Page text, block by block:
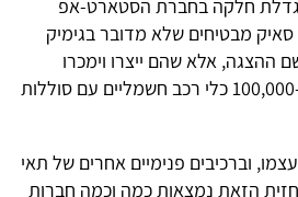
חלקה בחברת הסטארט-אפ
סאיק מבטיחים שלא מדובר בגימיק
ההצגה, אלא שהם ייצרו וימכרו
בשנת 2025 לא פחות מ-100,000 כלי רכב חשמליים עם סוללות
וברכיבים פנימיים אחרים של תאי
הזאת נמצאות כמה וכמה חברות